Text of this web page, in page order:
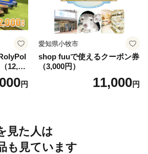
12,00
円
愛知県小牧市
shop fuuで使えるクーポン券
（3,000円）
11,000円
見た人は
も見ています